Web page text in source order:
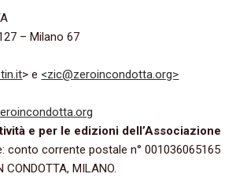
– Milano 67
> e <zic@zeroincondotta.org>
e per le edizioni dell’Associazione
conto corrente postale n° 001036065165
MILANO.